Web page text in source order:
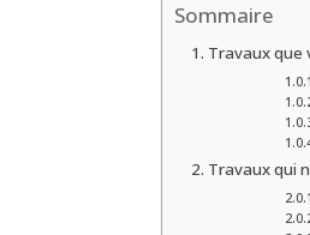
Sommaire
Travaux que
Travaux qui